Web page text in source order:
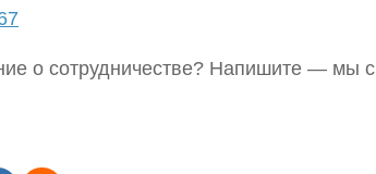
о сотрудничестве? Напишите — мы с